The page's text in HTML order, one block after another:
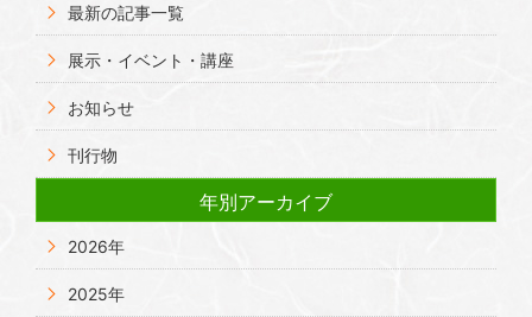
最新の記事一覧
展示・イベント・講座
お知らせ
刊行物
年別アーカイブ
2026年
2025年